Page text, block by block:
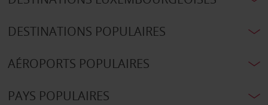
DESTINATIONS POPULAIRES
AÉROPORTS POPULAIRES
PAYS POPULAIRES